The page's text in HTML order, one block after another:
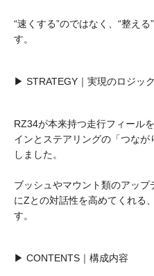
“速くする”のではなく、“整え
す。
▶ STRATEGY｜実現のロジック
RZ34が本来持つ走行フィール
インとステアリングの「つな
しました。
ブッシュやマウント類のアッ
にZとの対話性を高めてくれる
す。
▶ CONTENTS｜構成内容